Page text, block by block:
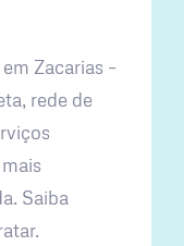
Zacarias –
rede de
Saiba